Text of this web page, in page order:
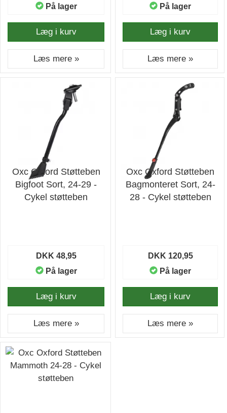
På lager
Læg i kurv
Læs mere »
På lager
Læg i kurv
Læs mere »
Oxc Oxford Støtteben
Bigfoot Sort, 24-29 -
Cykel støtteben
DKK 48,95
På lager
Læg i kurv
Læs mere »
Oxc Oxford Støtteben
Bagmonteret Sort, 24-
28 - Cykel støtteben
DKK 120,95
På lager
Læg i kurv
Læs mere »